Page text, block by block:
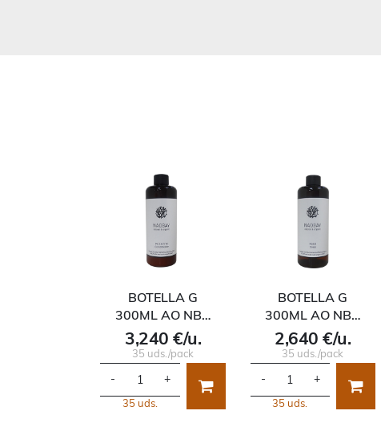
BOTELLA G
300ML AO NB…
3,240 €/u.
35 uds./pack
- +
35 uds.
BOTELLA G
300ML AO NB…
2,640 €/u.
35 uds./pack
- +
35 uds.